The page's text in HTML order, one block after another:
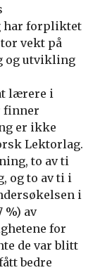
har forpliktet
vekt på
og utvikling
lærere i
finner
er ikke
Lektorlag.
to av ti
og to av ti i
i
%) av
for
de var blitt
bedre